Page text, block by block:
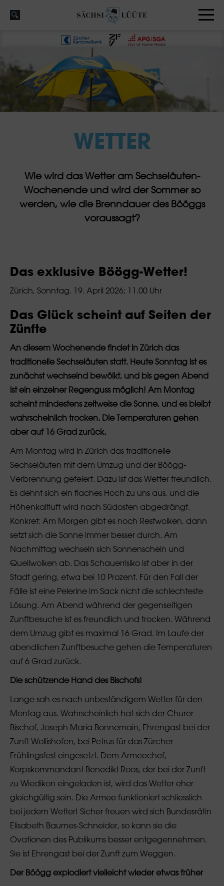
WETTER
Wie wird das Wetter am Sechseläuten-
Wochenende und wird der Sommer so
werden, wie die Brenndauer des Bööggs
voraussagt?
Das exklusive Böögg-Wetter!
Zürich, Sonntag. 19. April 2026; 11.00 Uhr
Das Glück scheint auf Seiten der
Zünfte
An diesem Wochenende findet in Zürich das
traditionelle Sechseläuten statt. Heute Sonntag ist es
zunächst wechselnd bewölkt, und bis gegen Abend
ist ein einzelner Regenguss möglich! Am Montag
scheint mindestens zeitweise die Sonne, und es bleibt
wahrscheinlich trocken. Die Temperaturen gehen
aber auf 16 Grad zurück.
Am Montag wird in Zürich das traditionelle
Sechseläuten mit dem Umzug und der Böögg-
Verbrennung gefeiert. Dazu ist das Wetter freundlich.
Es dehnt sich ein flaches Hoch zu uns aus, und die
Höhenkaltluft wird nach Südosten abgedrängt.
Konkret: Am Morgen gibt es noch Restwolken, dann
setzt sich die Sonne immer besser durch. Am
Nachmittag wechseln sich Sonnenschein und
Quellwolken ab. Das Schauerrisiko ist aber in der
Stadt gering, etwa bei 10 Prozent. Für den Fall der
Fälle ist eine Pelerine im Sack nicht die schlechteste
Lösung. Am Abend während der gegenseitigen
Zunftbesuche ist es freundlich und trocken. Während
dem Umzug gibt es maximal 16 Grad. Im Laufe der
abendlichen Zunftbesuche gehen die Temperaturen
auf 6 Grad zurück.
Die schützende Hand des Bischofs!
Lange sah es nach unbeständigem Wetter für den
Montag aus. Wahrscheinlich hat sich der Churer
Bischof, Joseph Maria Bonnemain, Ehrengast bei der
Zunft Wollishofen, bei Petrus für das Zürcher
Frühlingsfest eingesetzt. Dem Armeechef,
Korpskommandant Benedikt Roos, der bei der Zunft
zu Wiedikon eingeladen ist, wird das Wetter eher
gleichgültig sein. Die Armee funktioniert schliesslich
bei jedem Wetter! Sicher freuen wird sich Bundesrätin
Elisabeth Baumes-Schneider, so kann sie die
Ovationen des Publikums besser entgegennehmen.
Sie ist Ehrengast bei der Zunft zum Weggen.
Der Böögg explodiert vielleicht wieder etwas früher